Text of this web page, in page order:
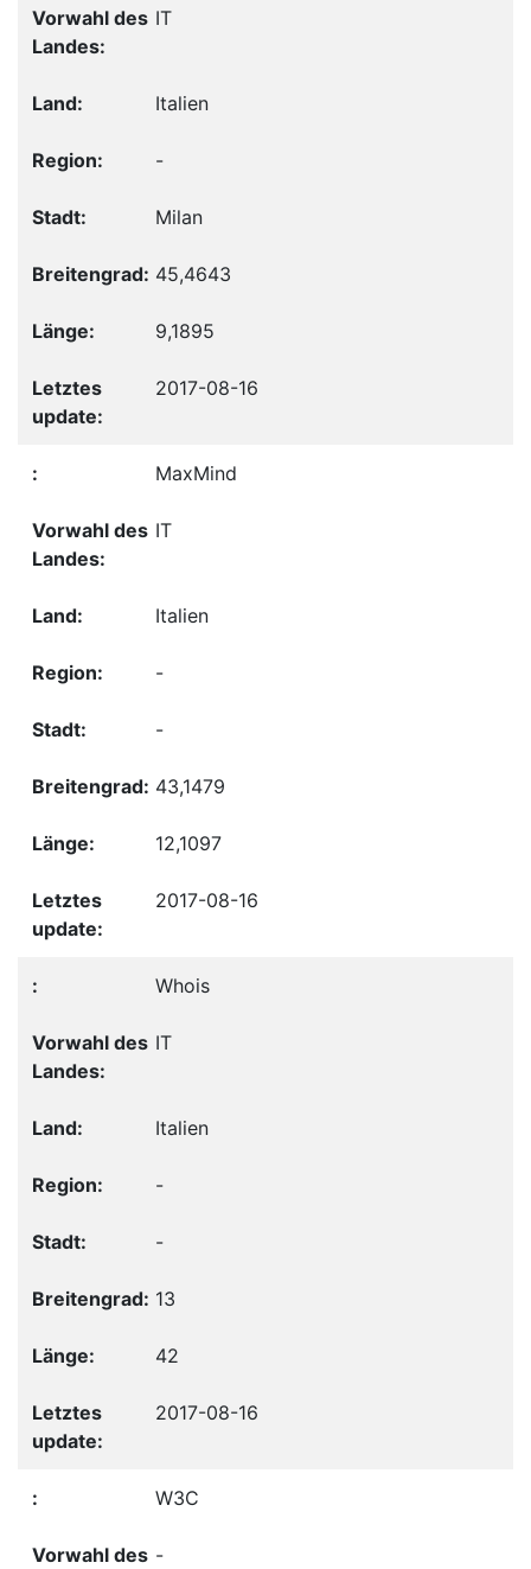
IT
Italien
-
Milan
45,4643
9,1895
2017-08-16
MaxMind
IT
Italien
-
-
43,1479
12,1097
2017-08-16
Whois
IT
Italien
-
-
13
42
2017-08-16
W3C
-